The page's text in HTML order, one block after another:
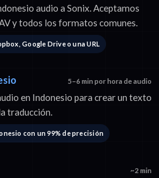
audio a Sonix. Aceptamos
y todos los formatos comunes.
Google Drive o una URL
5–6 min por hora de audio
en Indonesio para crear un texto
traducción.
con un 99% de precisión
~2 min